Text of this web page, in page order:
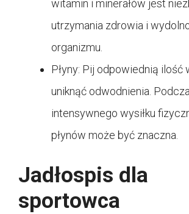
witamin i minerałów jest
utrzymania zdrowia i
organizmu.
Płyny: Pij odpowiednią ilość
uniknąć odwodnienia.
intensywnego wysiłku
płynów może być znaczna.
Jadłospis dla
sportowca